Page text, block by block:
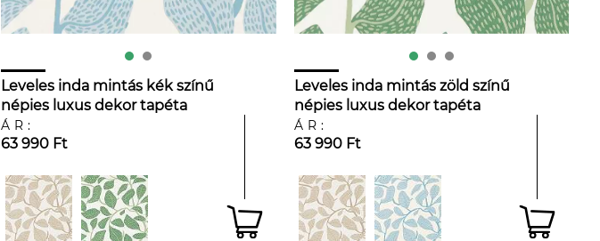
Leveles inda mintás kék színű
népies luxus dekor tapéta
ÁR:
63 990 Ft
Leveles inda mintás zöld színű
népies luxus dekor tapéta
ÁR:
63 990 Ft